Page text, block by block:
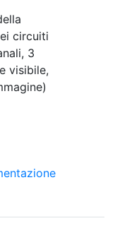
circuiti
3
visibile,